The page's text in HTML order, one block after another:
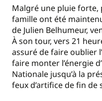
Malgré une pluie forte,
famille ont été
de Julien Belhumeur,
À son tour, vers 21
assuré de faire oublier
faire monter l’énergie
Nationale jusqu’à la
feux d’artifice de fin de